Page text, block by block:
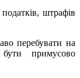
штрафів
перебувати на
примусово